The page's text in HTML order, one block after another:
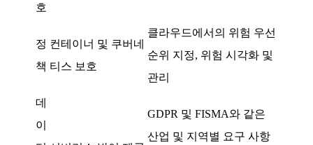
호
정
책
컨테이너 및 쿠버네
티스 보호
클라우드에서의 위험 우선
순위 지정, 위험 시각화 및
관리
데
이
GDPR 및 FISMA와 같은
산업 및 지역별 요구 사항